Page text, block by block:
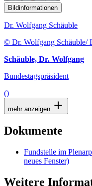
Bildinformationen
Dr. Wolfgang Schäuble
© Dr. Wolfgang Schäuble/
Schäuble, Dr. Wolfgang
Bundestagspräsident
()
mehr anzeigen
Dokumente
Fundstelle im
neues Fenster)
Weitere